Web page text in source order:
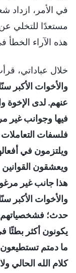
في الأمر، ازداد
مستعدًا للتخلي
هذه الآراء
خلال عباداتي،
والأخوات الأكبر
عنهم. لدى الإخوة
فيها وجوانب غير
فلسفات التعاملات
ويلتزمون في
ويعشقون القوانين
هذا جانب غير
والأخوات الأكبر
حدث؛ فشخصياتهم
يكونون أكثر بطئًا
ما دمتم
كلام الله الحالي